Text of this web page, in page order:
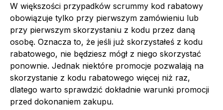
W większości przypadków scrummy kod rabatowy
obowiązuje tylko przy pierwszym zamówieniu lub
przy pierwszym skorzystaniu z kodu przez daną
osobę. Oznacza to, że jeśli już skorzystałeś z kodu
rabatowego, nie będziesz mógł z niego skorzystać
ponownie. Jednak niektóre promocje pozwalają na
skorzystanie z kodu rabatowego więcej niż raz,
dlatego warto sprawdzić dokładnie warunki promocji
przed dokonaniem zakupu.